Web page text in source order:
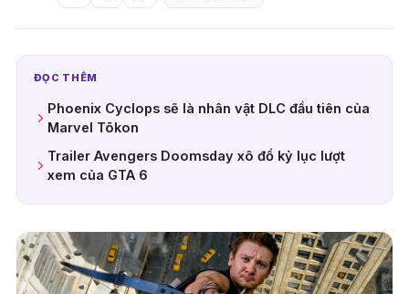
ĐỌC THÊM
Phoenix Cyclops sẽ là nhân vật DLC đầu tiên của
Marvel Tōkon
Trailer Avengers Doomsday xô đổ kỷ lục lượt
xem của GTA 6